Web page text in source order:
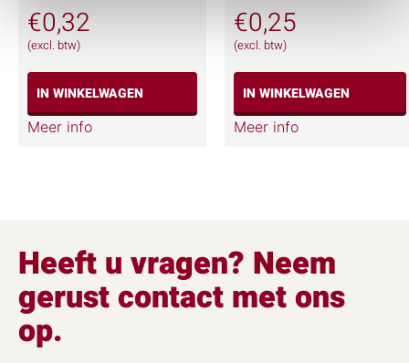
€0,32
(excl. btw)
IN WINKELWAGEN
Meer info
€0,25
(excl. btw)
IN WINKELWAGEN
Meer info
Heeft u vragen? Neem
gerust contact met ons
op.